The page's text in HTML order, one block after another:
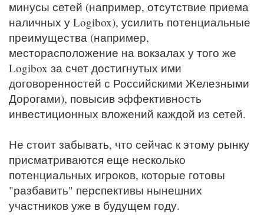
минусы сетей (например, отсутствие приема
наличных у Logibox), усилить потенциальные
преимущества (например,
месторасположение на вокзалах у того же
Logibox за счет достигнутых ими
договоренностей с Российскими Железными
Дорогами), повысив эффективность
инвестиционных вложений каждой из сетей.
Не стоит забывать, что сейчас к этому рынку
присматриваются еще несколько
потенциальных игроков, которые готовы
"разбавить" перспективы нынешних
участников уже в будущем году.